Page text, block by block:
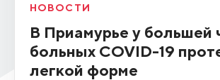
НОВОСТИ
В Приамурье у большей
больных COVID-19
легкой форме